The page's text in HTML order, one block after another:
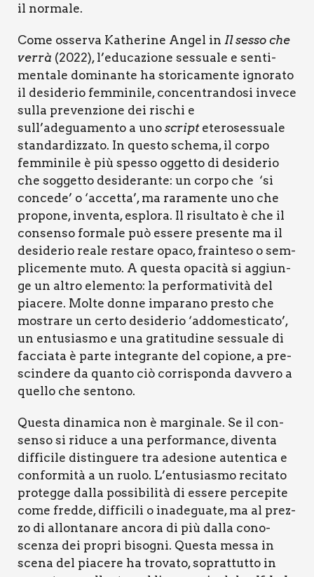
il nor­ma­le.
Come osser­va Kathe­ri­ne Angel in Il ses­so che
ver­rà (2022), l’educazione ses­sua­le e sen­ti­
men­ta­le domi­nan­te ha sto­ri­ca­men­te igno­ra­to
il desi­de­rio fem­mi­ni­le, con­cen­tran­do­si inve­ce
sul­la pre­ven­zio­ne dei rischi e
sull’adeguamento a uno script ete­ro­ses­sua­le
stan­dar­diz­za­to. In que­sto sche­ma, il cor­po
fem­mi­ni­le è più spes­so ogget­to di desi­de­rio
che sog­get­to desi­de­ran­te: un cor­po che ‘si
con­ce­de’ o ‘accet­ta’, ma rara­men­te uno che
pro­po­ne, inven­ta, esplo­ra. Il risul­ta­to è che il
con­sen­so for­ma­le può esse­re pre­sen­te ma il
desi­de­rio rea­le resta­re opa­co, frain­te­so o sem­
pli­ce­men­te muto. A que­sta opa­ci­tà si aggiun­
ge un altro ele­men­to: la per­for­ma­ti­vi­tà del
pia­ce­re. Mol­te don­ne impa­ra­no pre­sto che
mostra­re un cer­to desi­de­rio ‘addo­me­sti­ca­to’,
un entu­sia­smo e una gra­ti­tu­di­ne ses­sua­le di
fac­cia­ta è par­te inte­gran­te del copio­ne, a pre­
scin­de­re da quan­to ciò cor­ri­spon­da dav­ve­ro a
quel­lo che sen­to­no.
Que­sta dina­mi­ca non è mar­gi­na­le. Se il con­
sen­so si ridu­ce a una per­for­man­ce, diven­ta
dif­fi­ci­le distin­gue­re tra ade­sio­ne auten­ti­ca e
con­for­mi­tà a un ruo­lo. L’entusiasmo reci­ta­to
pro­teg­ge dal­la pos­si­bi­li­tà di esse­re per­ce­pi­te
come fred­de, dif­fi­ci­li o ina­de­gua­te, ma al prez­
zo di allon­ta­na­re anco­ra di più dal­la cono­
scen­za dei pro­pri biso­gni. Que­sta mes­sa in
sce­na del pia­ce­re ha tro­va­to, soprat­tut­to in